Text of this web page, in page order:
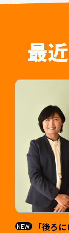
ていることや
はもちろん
が可能です。
最
「後ろ